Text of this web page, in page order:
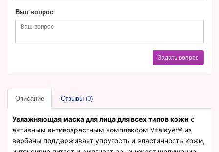
Ваш вопрос
Задать вопрос
Описание Отзывы (0)
Увлажняющая маска для лица для всех типов кожи с
активным антивозрастным комплексом Vitalayer® из
вербены поддерживает упругость и эластичность кожи,